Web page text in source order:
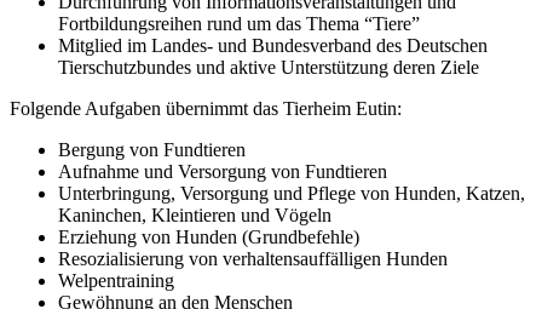
Fortbildungsreihen rund um das Thema “Tiere”
Mitglied im Landes- und Bundesverband des Deutschen
Tierschutzbundes und aktive Unterstützung deren Ziele
Folgende Aufgaben übernimmt das Tierheim Eutin:
Bergung von Fundtieren
Aufnahme und Versorgung von Fundtieren
Unterbringung, Versorgung und Pflege von Hunden, Katzen,
Kaninchen, Kleintieren und Vögeln
Erziehung von Hunden (Grundbefehle)
Resozialisierung von verhaltensauffälligen Hunden
Welpentraining
Gewöhnung an den Menschen